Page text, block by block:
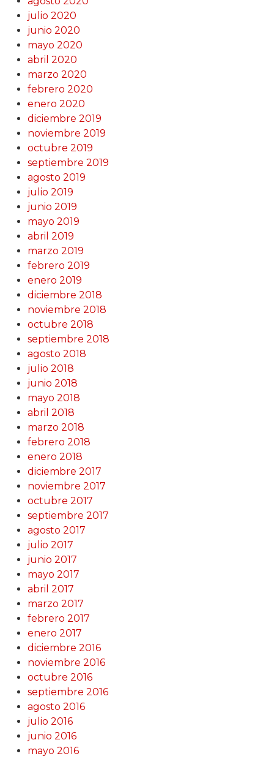
julio 2020
junio 2020
mayo 2020
abril 2020
marzo 2020
febrero 2020
enero 2020
diciembre 2019
noviembre 2019
octubre 2019
septiembre 2019
agosto 2019
julio 2019
junio 2019
mayo 2019
abril 2019
marzo 2019
febrero 2019
enero 2019
diciembre 2018
noviembre 2018
octubre 2018
septiembre 2018
agosto 2018
julio 2018
junio 2018
mayo 2018
abril 2018
marzo 2018
febrero 2018
enero 2018
diciembre 2017
noviembre 2017
octubre 2017
septiembre 2017
agosto 2017
julio 2017
junio 2017
mayo 2017
abril 2017
marzo 2017
febrero 2017
enero 2017
diciembre 2016
noviembre 2016
octubre 2016
septiembre 2016
agosto 2016
julio 2016
junio 2016
mayo 2016